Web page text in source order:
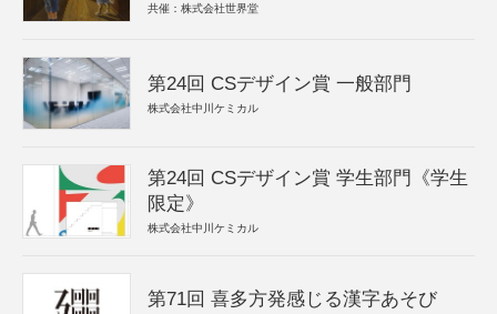
共催：株式会社世界堂
第24回 CSデザイン賞 一般部門
株式会社中川ケミカル
第24回 CSデザイン賞 学生部門《学生
限定》
株式会社中川ケミカル
第71回 喜多方発感じる漢字あそび